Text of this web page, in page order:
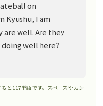
on
Kyushu, I am
are well. Are they
well here?
と117単語です。スペースやカン